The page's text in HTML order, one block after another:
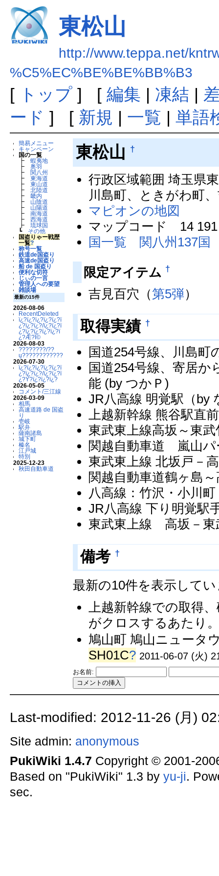
東松山
http://www.teppa.net/
%C5%EC%BE%BE%BB%B3
[ トップ] [ 編集 | 凍結 |
ード ] [ 新規 | 一覧 | 単語
簡易メニュー
キャンペーン
国の一覧
┣蝦夷地
┣奥羽
┣ 関八州
┣東海道
┣東山道
┣北陸道
┣畿内
┣ 山陰道
┣ 山陽道
┣南海道
┣西海道
┣琉球国
┗ その他
国盗りゃー戦歴
一覧?
称号一覧
鉄道de国盗り
高速de国盗り
船 de 国盗り
便利な切符
じぃの一言
管理人への要望
雑談場
最新の15件
2026-08-06
RecentDeleted
ï¿?ï¿?ï¿?ï¿?ï¿?ï
¿?ï¿?ï¿?/ï¿?ï¿?ï
¿?ï¿?ï¿?ï¿?ï¿?ï
¿?Æ?Ï©
2026-08-03
????????/??
ų????????????
2026-07-30
ï¿?ï¿?ï¿?ï¿?ï¿?ï
¿?ï¿?ï¿?/ï¿?ï¿?ï
¿?Ý?ï¿?ï¿?ï¿?
2026-05-05
コメント/三江線
2026-03-09
相馬
高速道路 de 国盗
り
壱岐
駅弁
薩南諸島
城下町
榛名
江戸城
特別
2025-12-23
秋田自動車道
東松山 †
行政区域範囲 埼玉県
川島町、ときがわ町
マピオンの地図
マップコード 14 191
国一覧 関八州137国
限定アイテム †
吉見百穴（第5弾）
取得実績 †
国道254号線、川島
国道254号線、寄居
能 (by つかＰ)
JR八高線 明覚駅（by
上越新幹線 熊谷駅直
東武東上線高坂～東
関越自動車道 嵐山
東武東上線 北坂戸－
関越自動車道鶴ヶ島
八高線：竹沢・小川
JR八高線 下り明覚駅
東武東上線 高坂－東
備考 †
最新の10件を表示して
上越新幹線での取得
がクロスするあたり
鳩山町 鳩山ニュータ
SH01C? 2011-06-07 (火)
お名前:
Last-modified: 2012-11-26 (月)
Site admin: anonymous
PukiWiki 1.4.7 Copyright © 2001-
Based on "PukiWiki" 1.3 by yu-ji.
sec.